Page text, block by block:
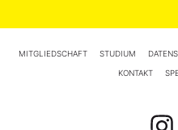
MITGLIEDSCHAFT STUDIUM
KONTAKT